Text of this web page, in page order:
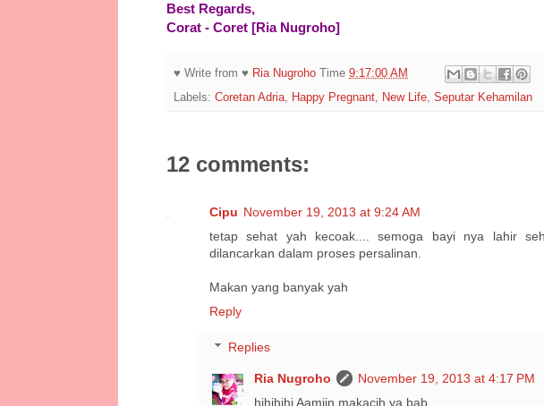
Best Regards,
Corat - Coret [Ria Nugroho]
♥ Write from ♥ Ria Nugroho Time 9:17:00 AM
Labels: Coretan Adria Happy Pregnant New Life Seputar Kehamilan
12 comments:
Cipu November 19, 2013 at 9:24 AM
tetap sehat yah kecoak.... semoga bayi nya lahir
dilancarkan dalam proses persalinan.
Makan yang banyak yah
Reply
Replies
Ria Nugroho
November 19, 2013 at 4:17 PM
hihihihi Aamiin makacih ya bab